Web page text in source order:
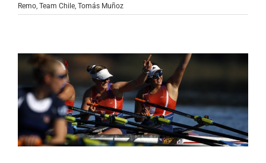
Remo Team Chile Tomás Muñoz